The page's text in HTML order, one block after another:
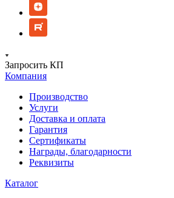
Запросить КП
Компания
Производство
Услуги
Доставка и оплата
Гарантия
Сертификаты
Награды, благодарности
Реквизиты
Каталог